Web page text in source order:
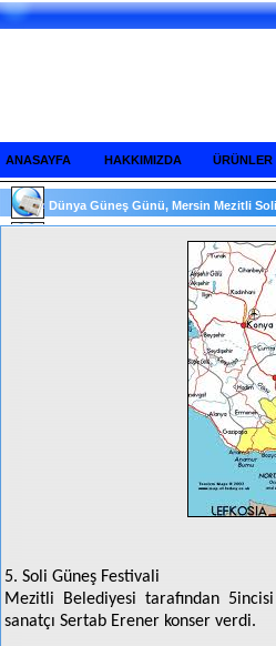
ANASAYFA HAKKIMIZDA ÜRÜNLER
Dünya Güneş Günü, Mersin Mezitli
5. Soli Güneş Festivali
Mezitli Belediyesi tarafından
sanatçı Sertab Erener konser verdi.